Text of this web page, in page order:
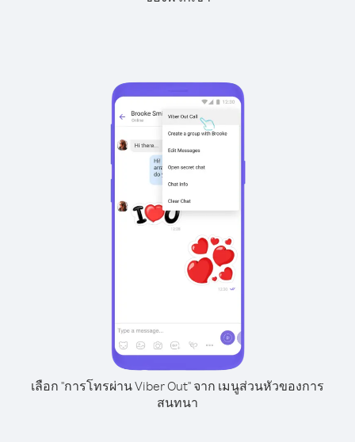
เลือก "การโทรผ่าน Viber Out" จาก เมนูส่วนหัวของการ
สนทนา